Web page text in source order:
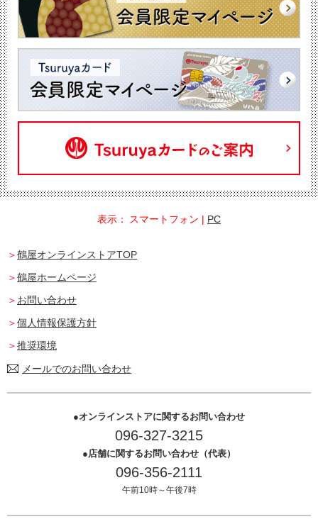
表示： スマートフォン | PC
鶴屋オンラインストアTOP
鶴屋ホームページ
お問い合わせ
個人情報保護方針
推奨環境
メールでのお問い合わせ
オンラインストアに関するお問い合わせ
096-327-3215
店舗に関するお問い合わせ（代表）
096-356-2111
午前10時～午後7時